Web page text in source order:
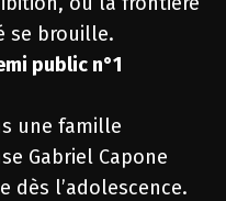
se brouille.
public n°1
une famille
Gabriel Capone
dès l’adolescence.